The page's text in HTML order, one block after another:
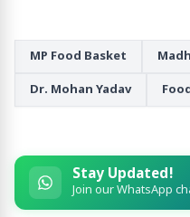
MP Food Basket
Dr. Mohan Yadav
Stay Updated!
Join our WhatsApp